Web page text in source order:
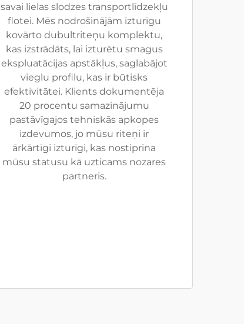
savai lielas slodzes transportlīdzekļu
flotei. Mēs nodrošinājām izturīgu
kovārto dubultriteņu komplektu,
kas izstrādāts, lai izturētu smagus
ekspluatācijas apstākļus, saglabājot
vieglu profilu, kas ir būtisks
efektivitātei. Klients dokumentēja
20 procentu samazinājumu
pastāvīgajos tehniskās apkopes
izdevumos, jo mūsu riteņi ir
ārkārtīgi izturīgi, kas nostiprina
mūsu statusu kā uzticams nozares
partneris.